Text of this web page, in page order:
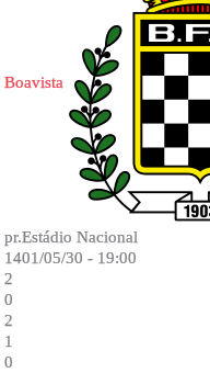
Boavista
pr.Estádio Nacional
1401/05/30 - 19:00
2
0
2
1
0